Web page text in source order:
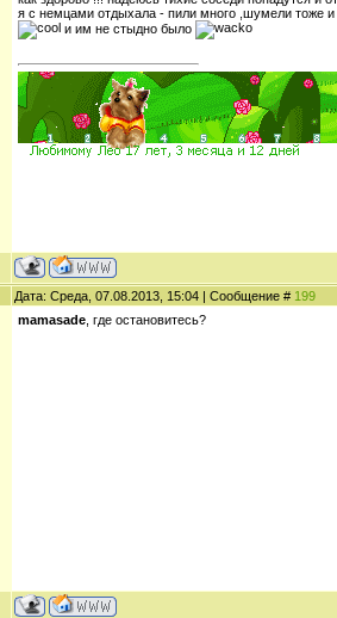
я с немцами отдыхала - пили много ,шумели тоже и
и им не стыдно было
Дата: Среда, 07.08.2013, 15:04 | Сообщение # 199
mamasade , где остановитесь?